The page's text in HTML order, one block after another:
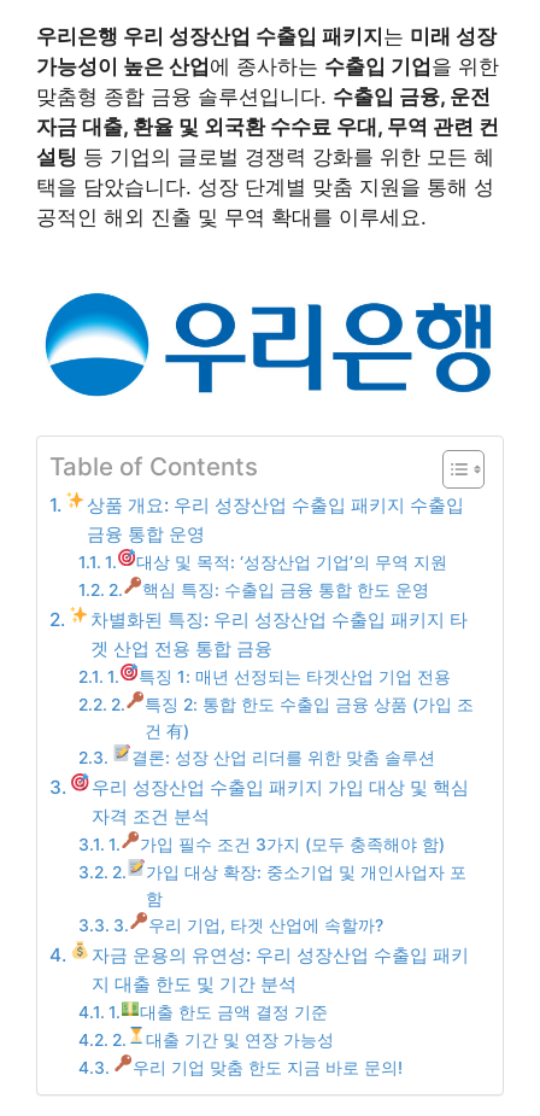
우리은행 우리 성장산업 수출입 패키지 는 미래 성장
가능성이 높은 산업 에 종사하는 수출입 기업 을 위한
맞춤형 종합 금융 솔루션입니다. 수출입 금융, 운전
자금 대출, 환율 및 외국환 수수료 우대, 무역 관련 컨
설팅 등 기업의 글로벌 경쟁력 강화를 위한 모든 혜
택을 담았습니다. 성장 단계별 맞춤 지원을 통해 성
공적인 해외 진출 및 무역 확대를 이루세요.
Table of Contents
상품 개요: 우리 성장산업 수출입 패키지 수출입
금융 통합 운영
1.
대상 및 목적: ‘성장산업 기업’의 무역 지원
2.
핵심 특징: 수출입 금융 통합 한도 운영
차별화된 특징: 우리 성장산업 수출입 패키지 타
겟 산업 전용 통합 금융
1.
특징 1: 매년 선정되는 타겟산업 기업 전용
2.
특징 2: 통합 한도 수출입 금융 상품 (가입 조
건 有)
결론: 성장 산업 리더를 위한 맞춤 솔루션
우리 성장산업 수출입 패키지 가입 대상 및 핵심
자격 조건 분석
1.
가입 필수 조건 3가지 (모두 충족해야 함)
2.
가입 대상 확장: 중소기업 및 개인사업자 포
함
3.
우리 기업, 타겟 산업에 속할까?
자금 운용의 유연성: 우리 성장산업 수출입 패키
지 대출 한도 및 기간 분석
1.
대출 한도 금액 결정 기준
2.
대출 기간 및 연장 가능성
우리 기업 맞춤 한도 지금 바로 문의!